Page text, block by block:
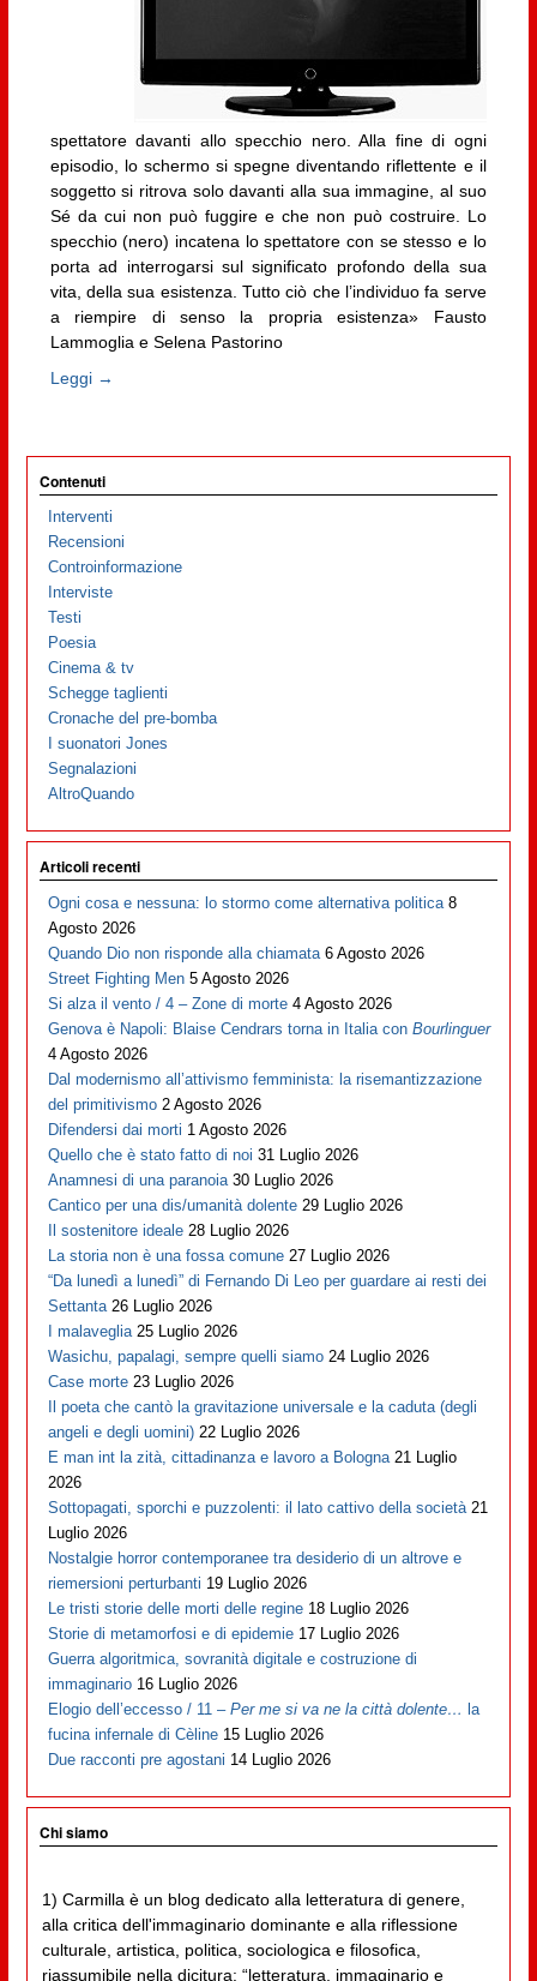
spettatore davanti allo specchio nero. Alla fine di ogni
episodio, lo schermo si spegne diventando riflettente e il
soggetto si ritrova solo davanti alla sua immagine, al suo
Sé da cui non può fuggire e che non può costruire. Lo
specchio (nero) incatena lo spettatore con se stesso e lo
porta ad interrogarsi sul significato profondo della sua
vita, della sua esistenza. Tutto ciò che l’individuo fa serve
a riempire di senso la propria esistenza» Fausto
Lammoglia e Selena Pastorino
Leggi →
Contenuti
Interventi
Recensioni
Controinformazione
Interviste
Testi
Poesia
Cinema & tv
Schegge taglienti
Cronache del pre-bomba
I suonatori Jones
Segnalazioni
AltroQuando
Articoli recenti
Ogni cosa e nessuna: lo stormo come alternativa politica 8
Agosto 2026
Quando Dio non risponde alla chiamata 6 Agosto 2026
Street Fighting Men 5 Agosto 2026
Si alza il vento / 4 – Zone di morte 4 Agosto 2026
Genova è Napoli: Blaise Cendrars torna in Italia conBourlinguer
4 Agosto 2026
Dal modernismo all’attivismo femminista: la risemantizzazione
del primitivismo 2 Agosto 2026
Difendersi dai morti 1 Agosto 2026
Quello che è stato fatto di noi 31 Luglio 2026
Anamnesi di una paranoia 30 Luglio 2026
Cantico per una dis/umanità dolente 29 Luglio 2026
Il sostenitore ideale 28 Luglio 2026
La storia non è una fossa comune 27 Luglio 2026
“Da lunedì a lunedì” di Fernando Di Leo per guardare ai resti dei
Settanta 26 Luglio 2026
I malaveglia 25 Luglio 2026
Wasichu, papalagi, sempre quelli siamo 24 Luglio 2026
Case morte 23 Luglio 2026
Il poeta che cantò la gravitazione universale e la caduta (degli
angeli e degli uomini) 22 Luglio 2026
E man int la zità, cittadinanza e lavoro a Bologna 21 Luglio
2026
Sottopagati, sporchi e puzzolenti: il lato cattivo della società 21
Luglio 2026
Nostalgie horror contemporanee tra desiderio di un altrove e
riemersioni perturbanti 19 Luglio 2026
Le tristi storie delle morti delle regine 18 Luglio 2026
Storie di metamorfosi e di epidemie 17 Luglio 2026
Guerra algoritmica, sovranità digitale e costruzione di
immaginario 16 Luglio 2026
Elogio dell’eccesso / 11 –Per me si va ne la città dolente… la
fucina infernale di Cèline 15 Luglio 2026
Due racconti pre agostani 14 Luglio 2026
Chi siamo
1) Carmilla è un blog dedicato alla letteratura di genere,
alla critica dell'immaginario dominante e alla riflessione
culturale, artistica, politica, sociologica e filosofica,
riassumibile nella dicitura: “letteratura, immaginario e